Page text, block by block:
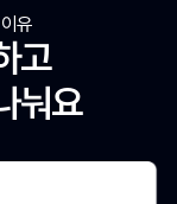
유
고
눠요